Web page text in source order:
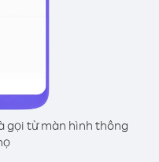
gọi từ màn hình thông